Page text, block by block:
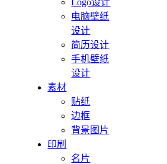
Logo设计
电脑壁纸
设计
简历设计
手机壁纸
设计
素材
贴纸
边框
背景图片
印刷
名片